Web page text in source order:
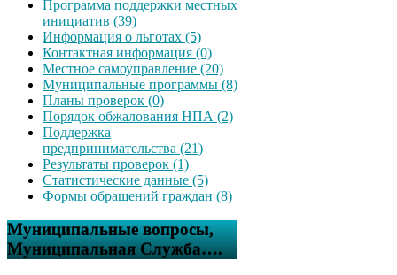
Программа поддержки местных
инициатив (39)
Информация о льготах (5)
Контактная информация (0)
Местное самоуправление (20)
Муниципальные программы (8)
Планы проверок (0)
Порядок обжалования НПА (2)
Поддержка
предпринимательства (21)
Результаты проверок (1)
Статистические данные (5)
Формы обращений граждан (8)
Муниципальные вопросы,
Муниципальная Служба….